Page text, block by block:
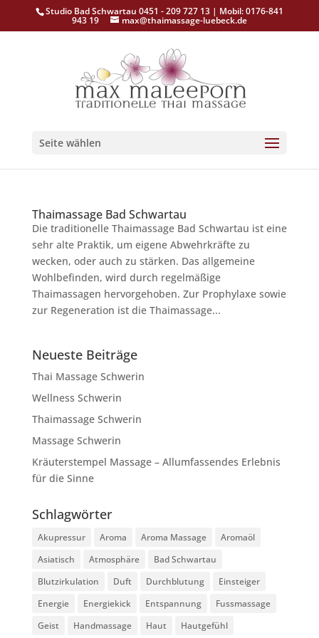
Studio Bad Schwartau 0451 - 209 727 13 | Mobil: 0176-841
943 19 max@thaimassage-luebeck.de
Seite wählen
Thaimassage Bad Schwartau
Die traditionelle Thaimassage Bad Schwartau ist eine
sehr alte Praktik, um eigene Abwehrkräfte zu
wecken, oder auch zu stärken. Das allgemeine
Wohlbefinden, wird durch regelmäßige
Thaimassagen hervorgehoben. Zur Prophylaxe sowie
zur Regeneration ist die Thaimassage...
Neueste Beiträge
Thai Massage Schwerin
Wellness Schwerin
Thaimassage Schwerin
Massage Schwerin
Kräuterstempel Massage – Allumfassendes Erlebnis
für die Sinne
Schlagwörter
Akupressur Aroma Aroma Massage
Aromaöl
Asiatisch
Atmosphäre
Bad Schwartau
Blutzirkulation
Duft Durchblutung
Einsteiger
Energie
Energiekick Entspannung
Fussmassage
Geist
Handmassage Haut Hautgefühl